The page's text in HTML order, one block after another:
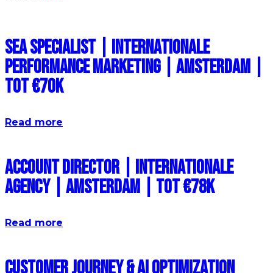
SEA Specialist | Internationale
Performance Marketing | Amsterdam |
Tot €70k
Read more
Account Director | Internationale
Agency | Amsterdam | Tot €78k
Read more